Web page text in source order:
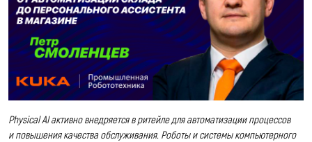
Physical AI активно внедряется в ритейле для автоматизации процессов
и повышения качества обслуживания. Роботы и системы компьютерного